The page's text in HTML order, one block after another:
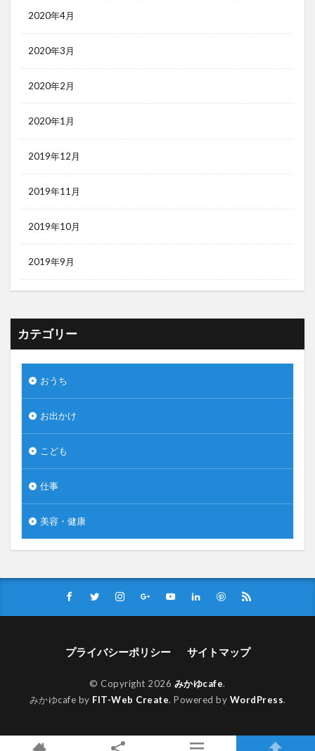
2020年4月
2020年3月
2020年2月
2020年1月
2019年12月
2019年11月
2019年10月
2019年9月
カテゴリー
おうち
お出かけ
こども
仕事
美容・健康
プライバシーポリシー サイトマップ
© Copyright 2026 みかゆcafe.
みかゆcafe by FIT-Web Create. Powered by WordPress.